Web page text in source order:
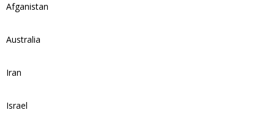
Afganistan
Australia
Iran
Israel